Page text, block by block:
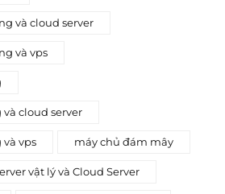
và cloud server
và vps
cloud server
vps máy chủ đám mây
vật lý và Cloud Server